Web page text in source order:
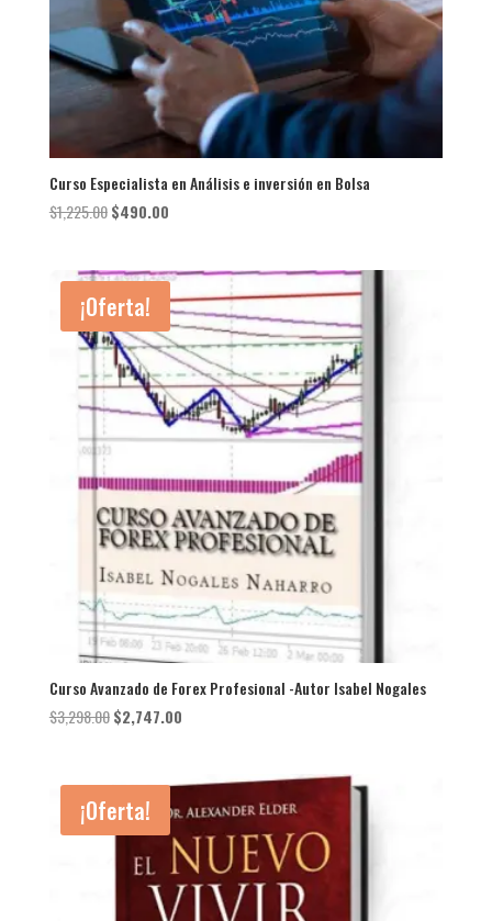
Curso Especialista en Análisis e inversión en Bolsa
$1,225.00 El
era:
$1,225.00.
$490.00El
es:
$490.00.
¡Oferta!
Curso Avanzado de Forex Profesional -Autor Isabel Nogales
$3,298.00 El
era:
$3,298.00.
$2,747.00El
es:
$2,747.00.
¡Oferta!